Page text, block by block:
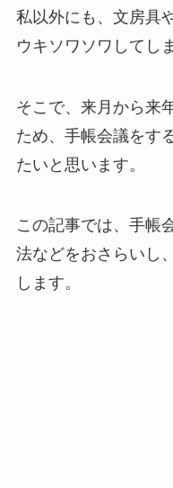
私以外にも、文房具
ウキソワソワしてし
そこで、来月から来
ため、手帳会議をす
たいと思います。
この記事では、手帳
法などをおさらいし
します。